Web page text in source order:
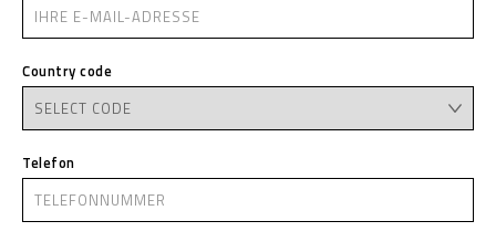
Country code
Telefon